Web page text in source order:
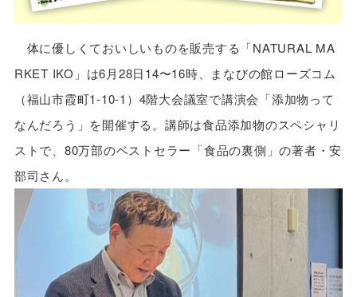
体に優しくておいしいものを販売する「NATURAL MA
RKET IKO」は6月28日14〜16時、まなびの館ローズコム
（福山市霞町1-10-1）4階大会議室で講演会「添加物って
なんだろう」を開催する。講師は食品添加物のスペシャリ
ストで、80万部のベストセラー「食品の裏側」の著者・安
部司さん。